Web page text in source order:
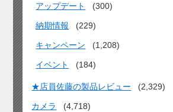
アップデート (300)
納期情報 (229)
キャンペーン (1,208)
イベント (184)
★店員佐藤の製品レビュー (2,329)
カメラ
(4,718)